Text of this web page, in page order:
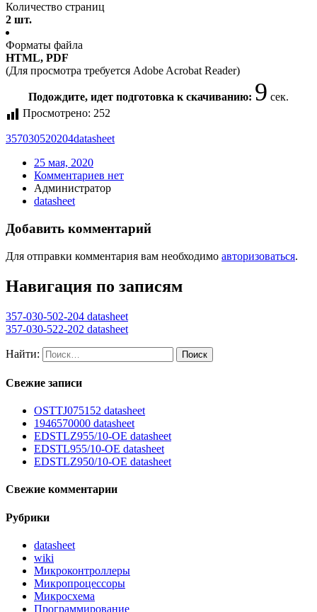
Количество страниц
2 шт.
Форматы файла
HTML, PDF
(Для просмотра требуется Adobe Acrobat Reader)
Подождите, идет подготовка к скачиванию: 9 сек.
Просмотрено: 252
357030520204datasheet
25 мая, 2020
Комментариев нет
Администратор
datasheet
Добавить комментарий
Для отправки комментария вам необходимо авторизоваться.
Навигация по записям
357-030-502-204 datasheet
357-030-522-202 datasheet
Найти:
Свежие записи
OSTTJ075152 datasheet
1946570000 datasheet
EDSTLZ955/10-OE datasheet
EDSTL955/10-OE datasheet
EDSTLZ950/10-OE datasheet
Свежие комментарии
Рубрики
datasheet
wiki
Микроконтроллеры
Микропроцессоры
Микросхема
Программирование